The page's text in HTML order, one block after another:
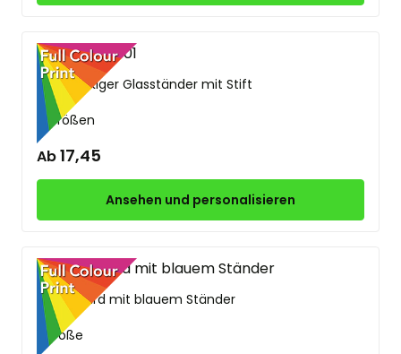
Rechteckiger Glasständer mit Stift
3 Größen
Ab17,45
Ansehen und personalisieren
Glas award mit blauem Ständer
1 Größe